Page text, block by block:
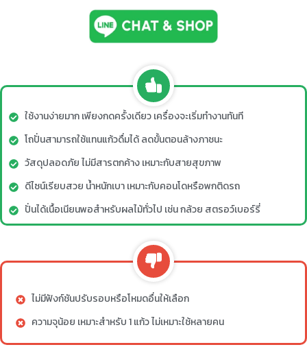
ใช้งานง่ายมาก เพียงกดครั้งเดียว เครื่องจะเริ่มทำงานทันที
โถปั่นสามารถใช้แทนแก้วดื่มได้ ลดขั้นตอนล้างภาชนะ
วัสดุปลอดภัย ไม่มีสารตกค้าง เหมาะกับสายสุขภาพ
ดีไซน์เรียบสวย น้ำหนักเบา เหมาะกับคอนโดหรือพกติดรถ
ปั่นได้เนื้อเนียนพอสำหรับผลไม้ทั่วไป เช่น กล้วย สตรอว์เบอร์รี่
ไม่มีฟังก์ชันปรับรอบหรือโหมดอื่นให้เลือก
ความจุน้อย เหมาะสำหรับ 1 แก้ว ไม่เหมาะใช้หลายคน